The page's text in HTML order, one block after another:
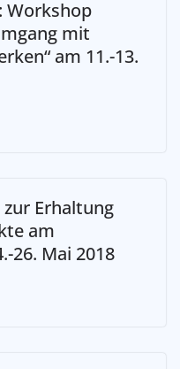
Workshop
mit
am 11.-13.
Erhaltung
am
26. Mai 2018